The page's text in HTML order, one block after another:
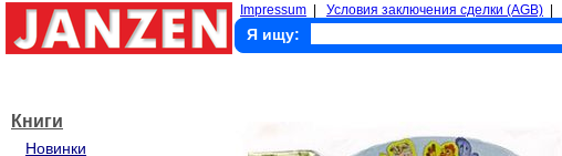
Impressum Условия заключения сделки (AGB)
Я ищу:
Книги
Новинки